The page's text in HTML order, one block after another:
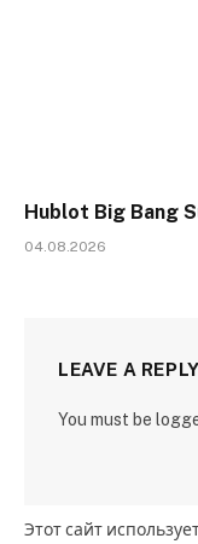
Hublot Big Bang
04.08.2026
LEAVE A REPLY
You must be
Этот сайт